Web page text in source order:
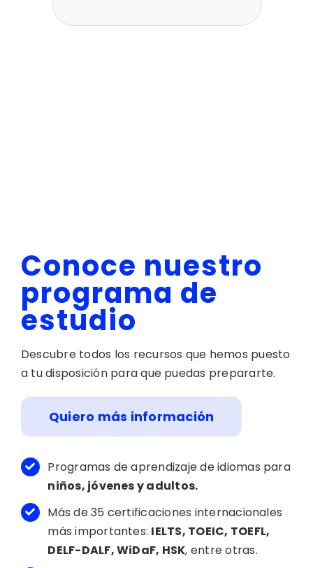
Conoce nuestro
programa de
estudio
Descubre todos los recursos que hemos puesto
a tu disposición para que puedas prepararte.
Quiero más información
Programas de aprendizaje de idiomas para
niños, jóvenes y adultos.
Más de 35 certificaciones internacionales
más importantes: IELTS, TOEIC, TOEFL,
DELF-DALF, WiDaF, HSK, entre otras.